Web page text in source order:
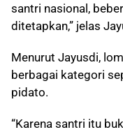
santri nasional,
ditetapkan,” jelas
Menurut Jayusdi,
berbagai kategori
pidato.
“Karena santri itu